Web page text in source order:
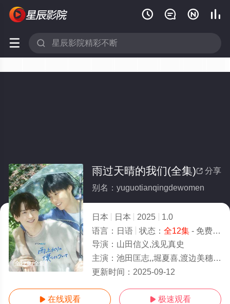
   
 
全12集/全集
 分享
雨过天晴的我们(全集)
别名：yuguotianqingdewomen
日本 日本 2025
1.0
语言： 日语 状态： 全12集- 免费在线观看
导演： 山田信义,浅见真史
主演： 池田匡志,,堀夏喜,渡边美穗,山田真步,高杉亘,雾岛丽香
更新时间： 2025-09-12
 在线观看  极速观看